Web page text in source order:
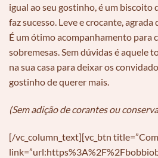
igual ao seu gostinho, é um biscoito
faz sucesso. Leve e crocante, agrada
É um ótimo acompanhamento para
sobremesas. Sem dúvidas é aquele
na sua casa para deixar os
gostinho de querer mais.
(Sem adição de corantes ou
[/vc_column_text][vc_btn